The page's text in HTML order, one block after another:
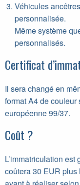
Véhicules
personnalisée.
Même système
personnalisés.
Certificat
Il sera changé en
format A4 de
européenne 99/37.
Coût ?
L’immatriculation
coûtera 30 EUR